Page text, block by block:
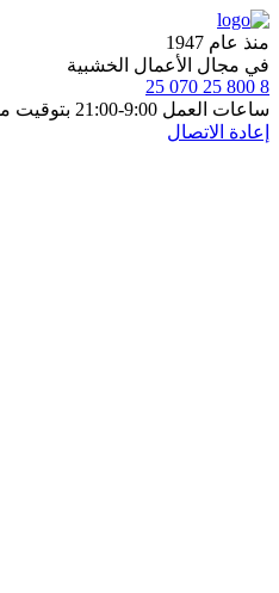
منذ عام 1947
في مجال الأعمال الخشبية
8 800 25 070 25
ساعات العمل 9:00-21:00 بتوقيت موسكو
إعادة الاتصال